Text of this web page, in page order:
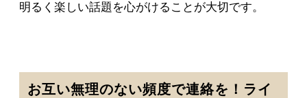
明るく楽しい話題を心がけることが大切です。
お互い無理のない頻度で連絡を！ライ